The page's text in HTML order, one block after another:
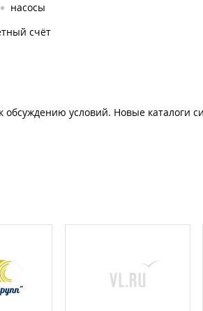
насосы
счёт
условий. Новые каталоги